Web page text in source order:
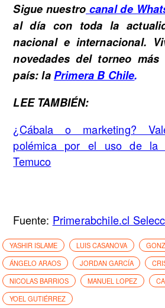
Sigue nuestro canal de
al día con toda la
nacional e internacional.
novedades del torneo más
país: laPrimera B Chile.
LEE TAMBIÉN:
¿Cábala o marketing?
polémica por el uso de la
Temuco
Fuente: Primerabchile.cl
YASHIR ISLAME LUIS CASANOVA
ÁNGELO ARAOS
JORDAN GARCÍA
NICOLAS BARRIOS
MANUEL LOPEZ
YOEL GUTIÉRREZ